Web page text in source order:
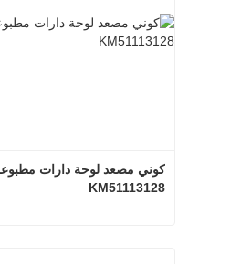
KM51113128